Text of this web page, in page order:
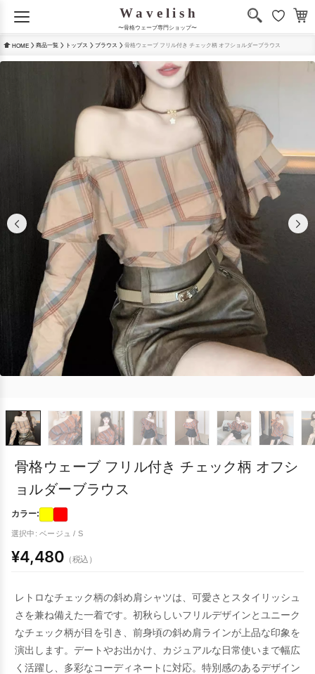
〜骨格ウェーブ専門ショップ〜
HOME 商品一覧 トップス ブラウス 骨格ウェーブ フリル付き チェック柄 オフショルダーブラウス
骨格ウェーブ フリル付き チェック柄 オフシ
ョルダーブラウス
カラー:
選択中: ベージュ / S
¥4,480 （税込）
レトロなチェック柄の斜め肩シャツは、可愛さとスタイリッシュ
さを兼ね備えた一着です。初秋らしいフリルデザインとユニーク
なチェック柄が目を引き、前身頃の斜め肩ラインが上品な印象を
演出します。デートやお出かけ、カジュアルな日常使いまで幅広
く活躍し、多彩なコーディネートに対応。特別感のあるデザイン